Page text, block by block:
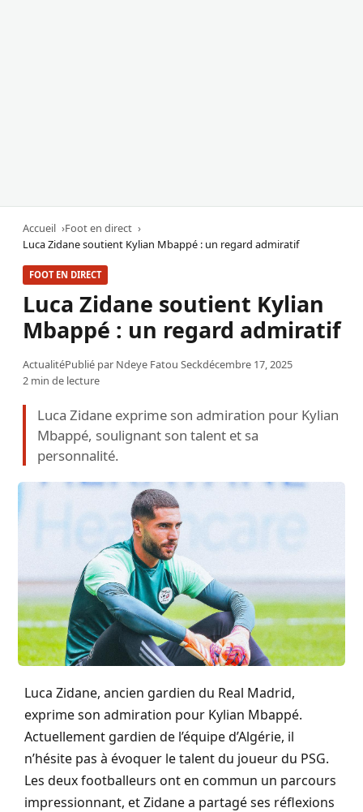
Accueil
Foot en direct
Luca Zidane soutient Kylian Mbappé : un regard admiratif
FOOT EN DIRECT
Luca Zidane soutient Kylian
Mbappé : un regard admiratif
ActualitéPublié par Ndeye Fatou Seckdécembre 17, 2025
2 min de lecture
Luca Zidane exprime son admiration pour Kylian
Mbappé, soulignant son talent et sa
personnalité.
Luca Zidane, ancien gardien du Real Madrid,
exprime son admiration pour Kylian Mbappé.
Actuellement gardien de l’équipe d’Algérie, il
n’hésite pas à évoquer le talent du joueur du PSG.
Les deux footballeurs ont en commun un parcours
impressionnant, et Zidane a partagé ses réflexions